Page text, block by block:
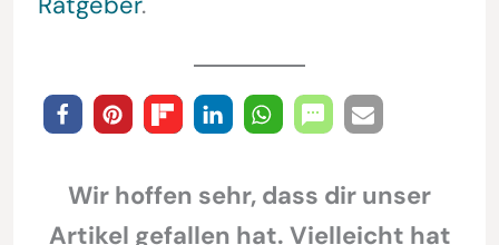
Wir hoffen sehr, dass dir unser
Artikel gefallen hat. Vielleicht hat